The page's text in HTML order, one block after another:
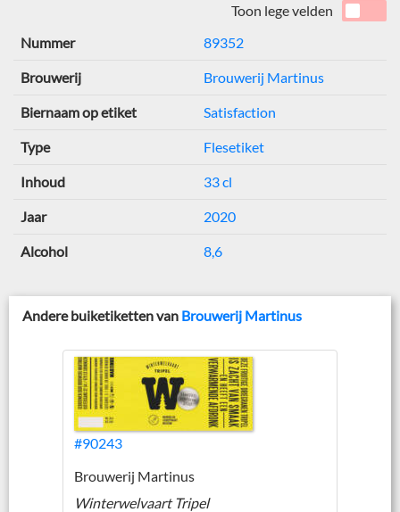
Toon lege velden
Nummer
89352
Brouwerij Brouwerij Martinus
Biernaam op etiket Satisfaction
Type Flesetiket
Inhoud 33 cl
Jaar 2020
Alcohol 8,6
Andere buiketiketten van Brouwerij Martinus
#90243
Brouwerij Martinus
Winterwelvaart Tripel